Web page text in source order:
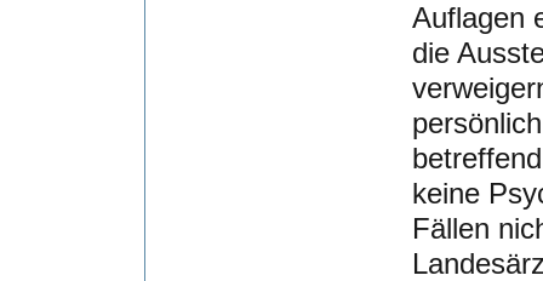
Auflagen
die
keine
Fällen